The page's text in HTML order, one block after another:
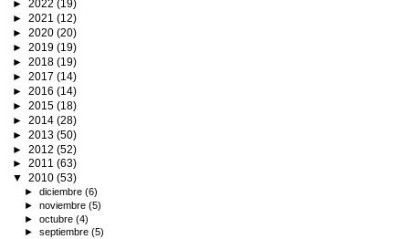
► 2022 (19)
► 2021 (12)
► 2020 (20)
► 2019 (19)
► 2018 (19)
► 2017 (14)
► 2016 (14)
► 2015 (18)
► 2014 (28)
► 2013 (50)
► 2012 (52)
► 2011 (63)
▼ 2010 (53)
►diciembre(6)
►noviembre(5)
►octubre(4)
►septiembre(5)